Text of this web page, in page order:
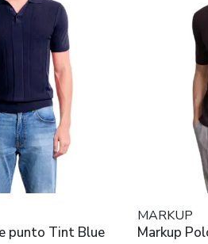
punto Tint Blue
MARKUP
Markup